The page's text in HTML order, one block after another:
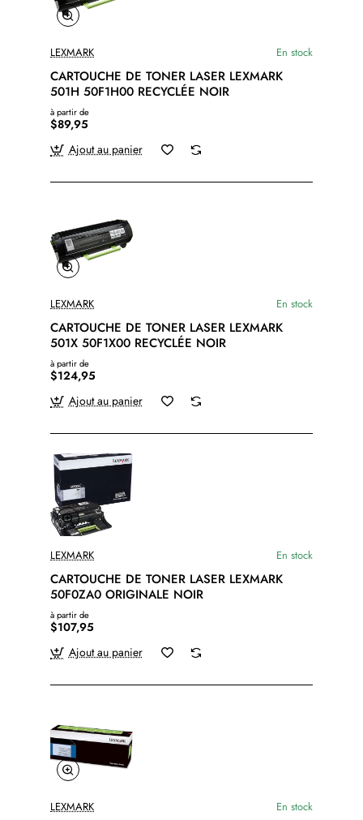
LEXMARK En stock
CARTOUCHE DE TONER LASER LEXMARK
501H 50F1H00 RECYCLÉE NOIR
à partir de
$89,95
Ajout au panier
LEXMARK En stock
CARTOUCHE DE TONER LASER LEXMARK
501X 50F1X00 RECYCLÉE NOIR
à partir de
$124,95
Ajout au panier
LEXMARK En stock
CARTOUCHE DE TONER LASER LEXMARK
50F0ZA0 ORIGINALE NOIR
à partir de
$107,95
Ajout au panier
LEXMARK En stock